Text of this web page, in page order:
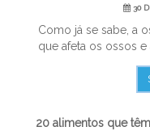
30
Como já se sabe, a
que afeta os ossos e
20 alimentos que